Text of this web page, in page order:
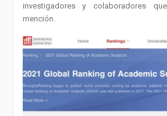
investigadores y colaboradores
mención.